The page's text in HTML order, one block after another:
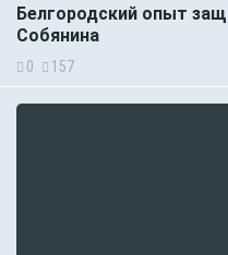
Белгородский опыт
Собянина
0 157